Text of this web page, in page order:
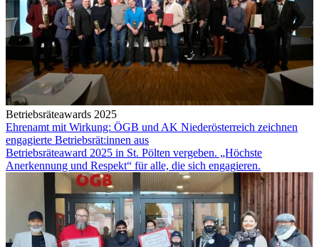
Betriebsräteawards 2025
Ehrenamt mit Wirkung: ÖGB und AK Niederösterreich zeichnen
engagierte Betriebsrät:innen aus
Betriebsräteaward 2025 in St. Pölten vergeben. „Höchste
Anerkennung und Respekt“ für alle, die sich engagieren.